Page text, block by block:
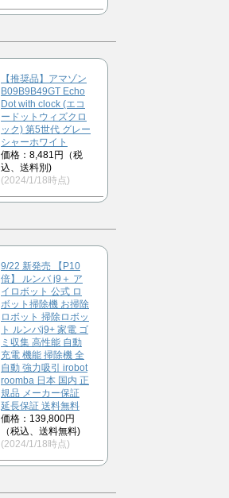
【推奨品】アマゾン
B09B9B49GT Echo
Dot with clock (エコ
ードットウィズクロ
ック) 第5世代 グレー
シャーホワイト
価格：8,481円（税
込、送料別)
(2024/1/18時点)
9/22 新発売 【P10
倍】 ルンバ j9＋ ア
イロボット 公式 ロ
ボット掃除機 お掃除
ロボット 掃除ロボッ
ト ルンバj9+ 家電 ゴ
ミ収集 高性能 自動
充電 機能 掃除機 全
自動 強力吸引 irobot
roomba 日本 国内 正
規品 メーカー保証
延長保証 送料無料
価格：139,800円
（税込、送料無料)
(2024/1/18時点)